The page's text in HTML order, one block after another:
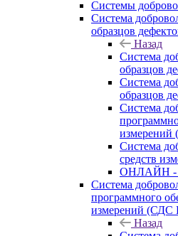
Системы
Система
образцов
Назад
Система
образцов
Система
образцов
Система
Система
средств
ОНЛАЙН -
Система
программного
измерений
Назад